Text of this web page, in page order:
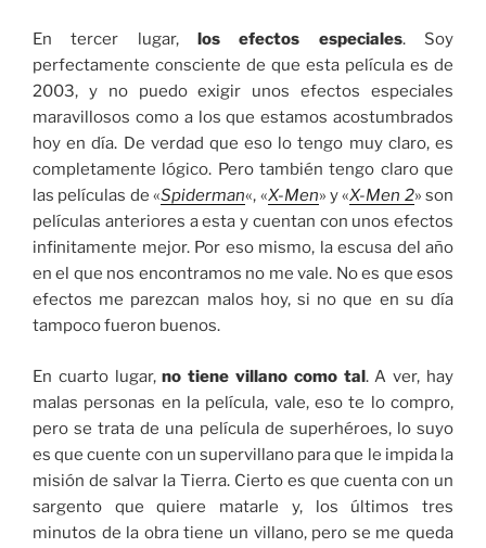
En tercer lugar, los efectos especiales. Soy
perfectamente consciente de que esta película es de
2003, y no puedo exigir unos efectos especiales
maravillosos como a los que estamos acostumbrados
hoy en día. De verdad que eso lo tengo muy claro, es
completamente lógico. Pero también tengo claro que
las películas de «Spiderman«, «X-Men» y «X-Men 2» son
películas anteriores a esta y cuentan con unos efectos
infinitamente mejor. Por eso mismo, la escusa del año
en el que nos encontramos no me vale. No es que esos
efectos me parezcan malos hoy, si no que en su día
tampoco fueron buenos.
En cuarto lugar,no tiene villano como tal. A ver, hay
malas personas en la película, vale, eso te lo compro,
pero se trata de una película de superhéroes, lo suyo
es que cuente con un supervillano para que le impida la
misión de salvar la Tierra. Cierto es que cuenta con un
sargento que quiere matarle y, los últimos tres
minutos de la obra tiene un villano, pero se me queda